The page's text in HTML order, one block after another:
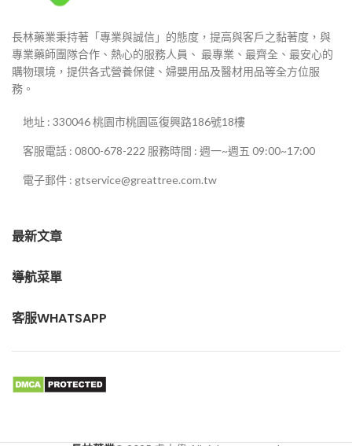
長林藥業秉持著「專業與誠信」的態度，提高與客戶之黏著度，與
專業藥師團隊合作、熱心的服務人員、 最專業、最齊全、最安心的
購物環境，提供各式營養保健、婦嬰用品及醫材用品等全方位服
務。
地址 : 330046 桃園市桃園區復興路186號18樓
客服電話 : 0800-678-222 服務時間 : 週一~週五 09:00~17:00
電子郵件 : gtservice@greattree.com.tw
最新文章
導航菜單
客服WHATSAPP